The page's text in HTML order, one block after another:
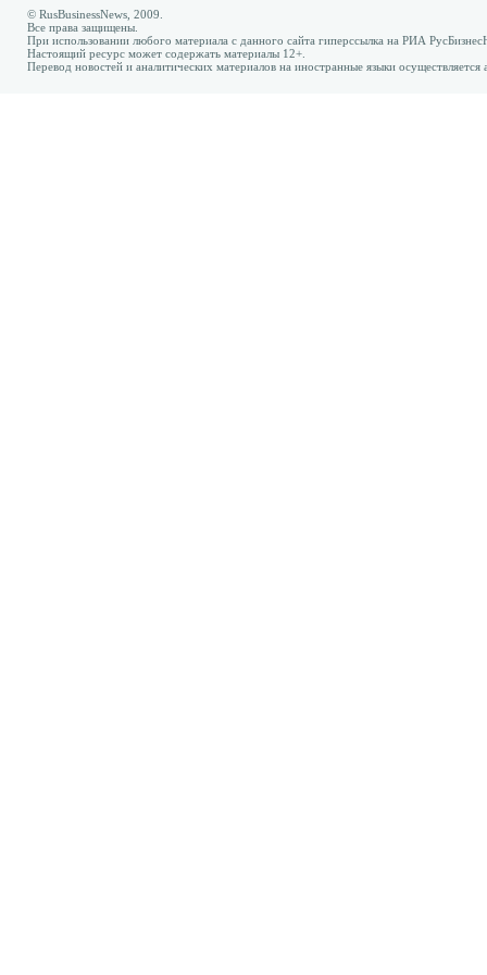
© RusBusinessNews, 2009.
Все права защищены.
При использовании любого материала с данного сайта гиперссылка на РИА
Настоящий ресурс может содержать материалы 12+.
Перевод новостей и аналитических материалов на иностранные языки осуществляется